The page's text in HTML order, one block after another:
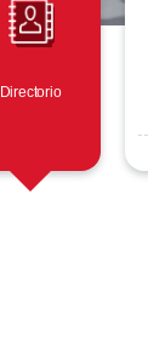
Directorio